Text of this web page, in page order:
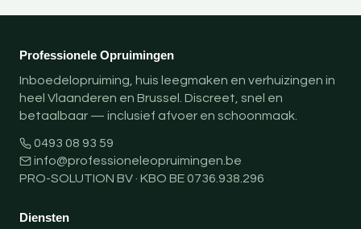
Professionele Opruimingen
Inboedelopruiming, huis leegmaken en verhuizingen in
heel Vlaanderen en Brussel. Discreet, snel en
betaalbaar — inclusief afvoer en schoonmaak.
0493 08 93 59
info@professioneleopruimingen.be
PRO-SOLUTION BV · KBO BE 0736.938.296
Diensten